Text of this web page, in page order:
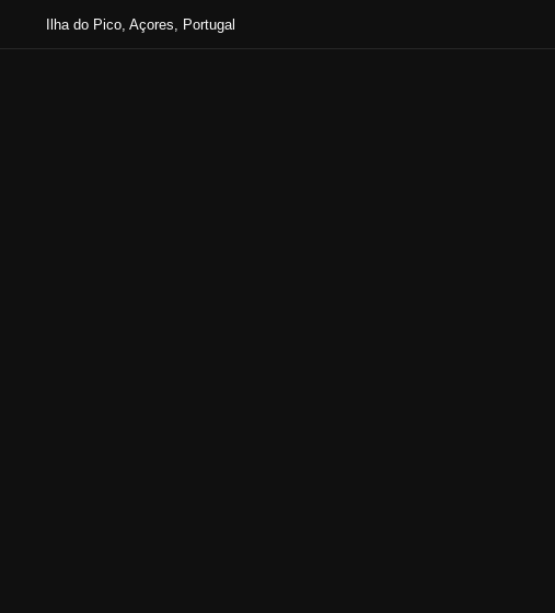
Ilha do Pico, Açores, Portugal